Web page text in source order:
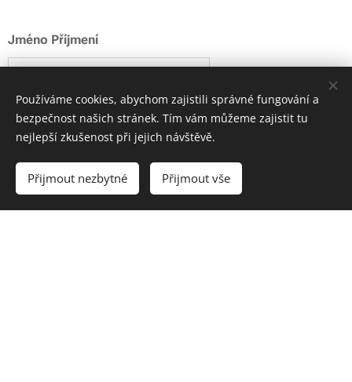
Jméno Příjmení
Telefon
Email
Používáme cookies, abychom zajistili správné fungování a
bezpečnost našich stránek. Tím vám můžeme zajistit tu
nejlepší zkušenost při jejich návštěvě.
Přijmout nezbytné Přijmout vše